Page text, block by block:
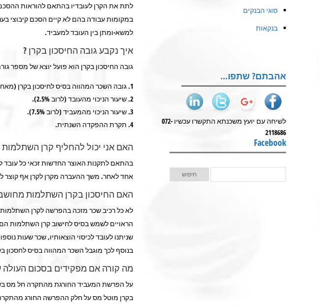
לתת את הקרן לעובדיו בהתאם להוראות
במקומות עבודה בהם לא קיים הסכם קיבוצי
למשא-ומתן בין העובד למעביד.
איך נקבע גובה החיסכון בקרן ?
גובה החיסכון בקרן הוא פועל יוצא של מספר
גובה השכר המהווה בסיס לחיסכון בקרן
שיעור הניכוי מהעובד (לרוב 2.5%).
שיעור הניכוי מהמעביד (לרוב 7.5%).
תקרת ההפקדה השנתית.
האם אני יכול להחליף קרן השתלמות
בהתאם לתקנות האוצר החדשות זכאי כל עובד
אחד לאחר. משך ההעברה מקרן לקרן אף קוצר ל – 7 ימים בורסאיים. הותק בקרן
האם החיסכון בקרן השתלמות
הראויים לשמש בסיס לחישוב קרן השתלמות
שניתנו לעובד לכיסוי הוצאותיו, שכר שעות
בנוסף לכך מוגבל השכר המהווה בסיס לחסכון בקרן
מה קורה אם מפקידים בסכום
על הפרשת המעביד החורגת מהתקרה חל מס
בקרן מוטל מס על חלק ההפרשה החורג
סוגי הבנקים
בנקאות
אהבתם? שתפו…
לשיחה עם יועץ משכנתא התקשרו עכשיו 072-
2118686
Facebook